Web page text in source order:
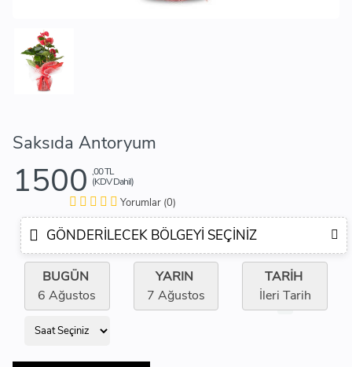
Saksıda Antoryum
1500 ,00 TL
(KDV Dahil)
Yorumlar (0)
GÖNDERILECEK BÖLGEYI SEÇINIZ
BUGÜN
6 Ağustos
YARIN
7 Ağustos
TARİH
İleri Tarih